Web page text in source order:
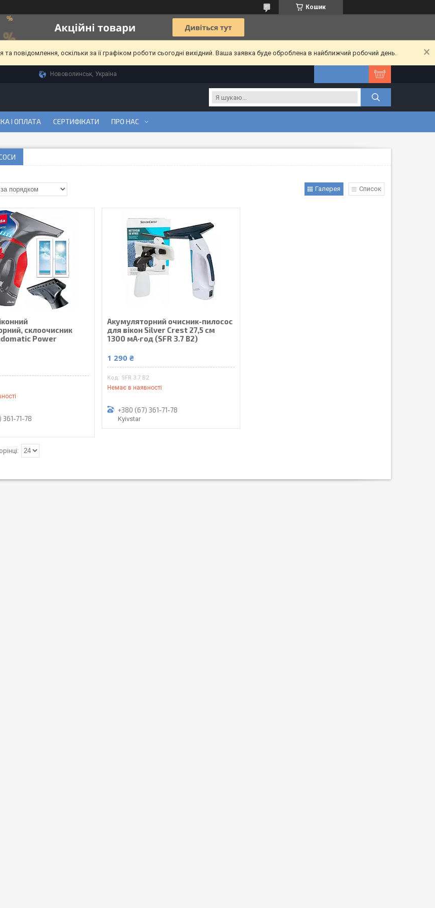
Кошик
повідомлення, оскільки за її графіком роботи сьогодні вихідний. Ваша заявка буде оброблена в найближчий робочий день.
Нововолинськ, Україна
І ОПЛАТА СЕРТИФІКАТИ ПРО НАС
Галерея Список
склоочисник
Power
361-71-78
Акумуляторний очисник-пилосос
для вікон Silver Crest 27,5 см
1300 мА·год (SFR 3.7 B2)
1 290 ₴
SFR 3.7 B2
Немає в наявності
+380 (67) 361-71-78
Kyivstar